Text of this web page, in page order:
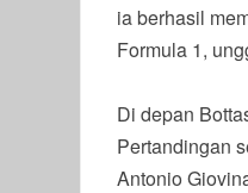
ia berhasil
Formula 1,
Di depan
Pertandingan
Antonio